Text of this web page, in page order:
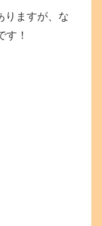
りますが、な
す！